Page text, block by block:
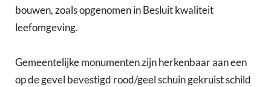
bouwen, zoals opgenomen in Besluit kwaliteit
leefomgeving.
Gemeentelijke monumenten zijn herkenbaar aan een
op de gevel bevestigd rood/geel schuin gekruist schild